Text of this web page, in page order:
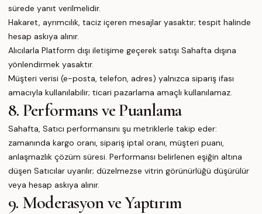
sürede yanıt verilmelidir.
Hakaret, ayrımcılık, taciz içeren mesajlar yasaktır; tespit halinde
hesap askıya alınır.
Alıcılarla Platform dışı iletişime geçerek satışı Sahafta dışına
yönlendirmek yasaktır.
Müşteri verisi (e-posta, telefon, adres) yalnızca sipariş ifası
amacıyla kullanılabilir; ticari pazarlama amaçlı kullanılamaz.
8. Performans ve Puanlama
Sahafta, Satıcı performansını şu metriklerle takip eder:
zamanında kargo oranı, sipariş iptal oranı, müşteri puanı,
anlaşmazlık çözüm süresi. Performansı belirlenen eşiğin altına
düşen Satıcılar uyarılır; düzelmezse vitrin görünürlüğü düşürülür
veya hesap askıya alınır.
9. Moderasyon ve Yaptırım